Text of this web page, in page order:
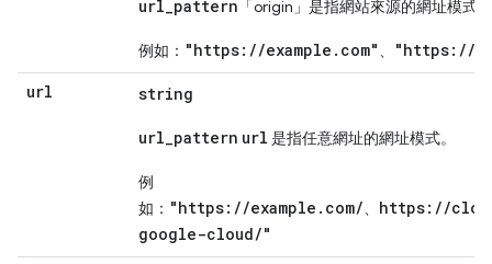
url_pattern 「origin」是指網站來源的網址模式。
例如： "https://example.com"、
"https://
url
string
url_pattern url 是指任意網址的網址模式。
例
如： "https://example.com/、 https://
google-cloud/"